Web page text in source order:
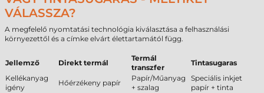
VÁLASSZA?
A megfelelő nyomtatási technológia kiválasztása a felhasználási
környezettől és a címke elvárt élettartamától függ.
Jellemző Direkt termál
Termál
transzfer
Tintasugaras
Kellékanyag
igény
Hőérzékeny papír
Papír/Műanyag
+ szalag
Speciális inkjet
papír + tinta